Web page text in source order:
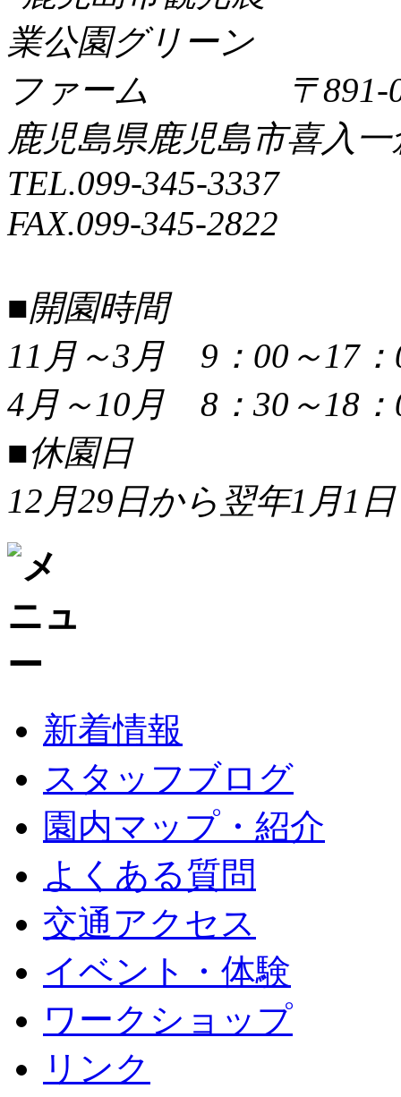
〒891-
鹿児島県鹿児島市喜入一
TEL.099-345-3337
FAX.099-345-2822
■開園時間
11月～3月 9：00～17：
4月～10月 8：30～18：
■休園日
12月29日から翌年1月1日
新着情報
スタッフブログ
園内マップ・紹介
よくある質問
交通アクセス
イベント・体験
ワークショップ
リンク